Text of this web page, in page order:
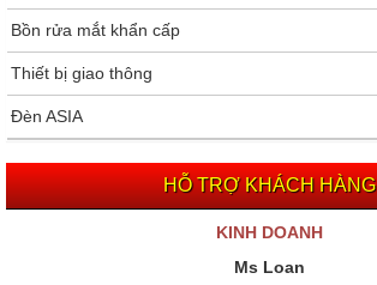
Bồn rửa mắt khẩn cấp
Thiết bị giao thông
Đèn ASIA
HỖ TRỢ KHÁCH HÀNG
KINH DOANH
Ms Loan